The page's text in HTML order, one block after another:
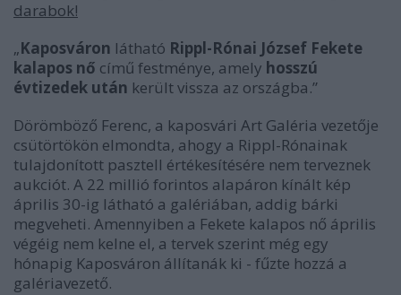
darabok!
„Kaposváron látható Rippl-Rónai József Fekete
kalapos nő című festménye, amely hosszú
évtizedek után került vissza az országba.”
Dörömböző Ferenc, a kaposvári Art Galéria vezetője
csütörtökön elmondta, ahogy a Rippl-Rónainak
tulajdonított pasztell értékesítésére nem terveznek
aukciót. A 22 millió forintos alapáron kínált kép
április 30-ig látható a galériában, addig bárki
megveheti. Amennyiben a Fekete kalapos nő április
végéig nem kelne el, a tervek szerint még egy
hónapig Kaposváron állítanák ki - fűzte hozzá a
galériavezető.